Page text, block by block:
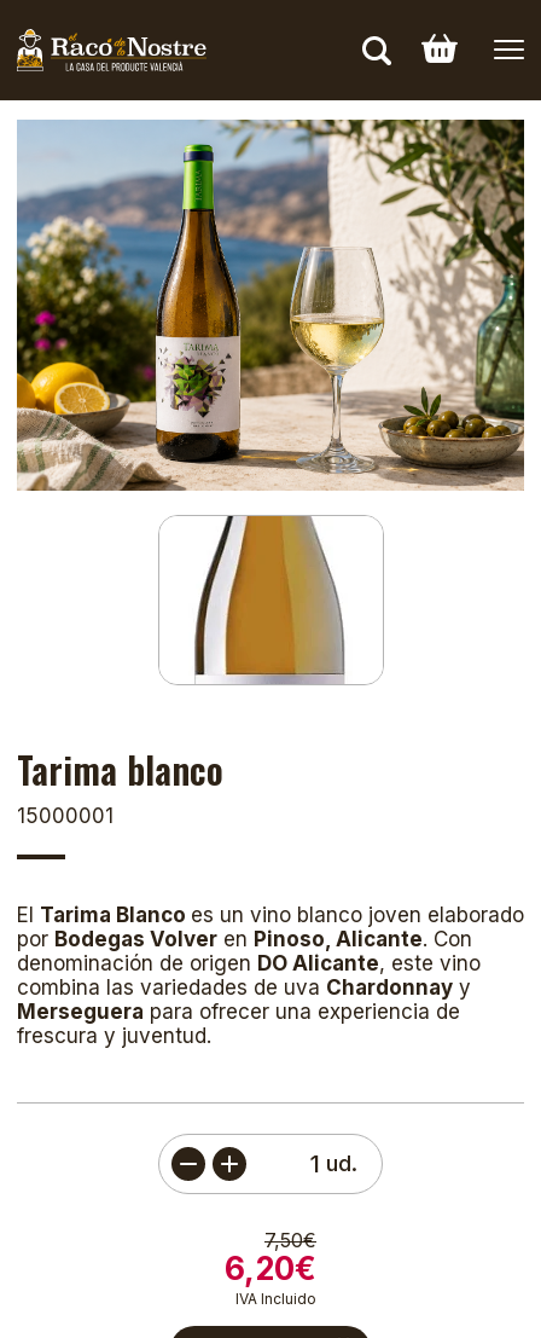
Tarima blanco
15000001
El Tarima Blanco es un vino blanco joven elaborado
por Bodegas Volver en Pinoso, Alicante. Con
denominación de origen DO Alicante, este vino
combina las variedades de uva Chardonnay y
Merseguera para ofrecer una experiencia de
frescura y juventud.
ud.
7,50€
6,20€
IVA Incluido